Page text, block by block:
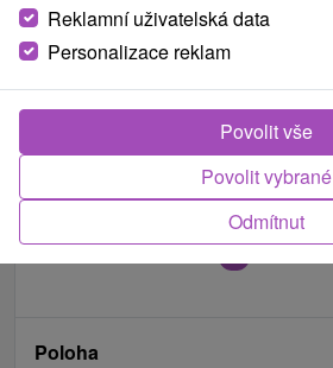
Fotografie od zákazníků+3
Poloha
Reklamní uživatelská data
Personalizace reklam
Odmítnut
Povolit vybrané
Povolit vše